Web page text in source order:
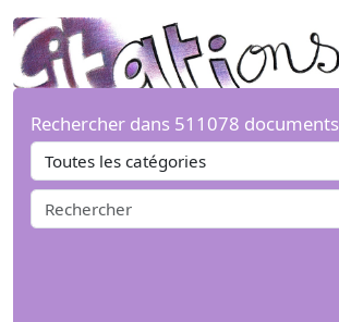
Rechercher dans 511078 documents